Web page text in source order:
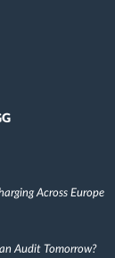
Across Europe
Audit Tomorrow?